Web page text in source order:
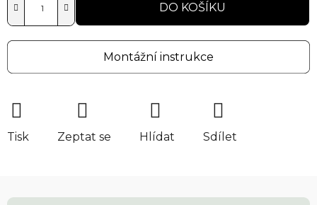
DO KOŠÍKU
Montážní instrukce
Tisk Zeptat se Hlídat Sdílet